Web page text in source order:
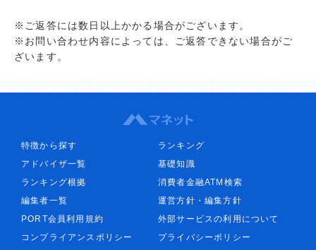
※ご返答には数日以上かかる場合がございます。
※お問い合わせ内容によっては、ご返答できない場合がご
ざいます。
特徴から探す
ランキング
アドバイザ一覧
基礎知識
ランキング根拠
消費者金融ATM検索
編集者一覧
運営方針・編集方針
PORT会員利用規約
外部サービスの利用について
コンプライアンスポリシー
プライバシーポリシー